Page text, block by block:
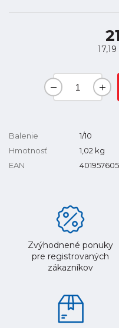
Balenie
1/10
Hmotnosť
1,02 kg
EAN
Zvýhodnené ponuky
pre registrovaných
zákazníkov